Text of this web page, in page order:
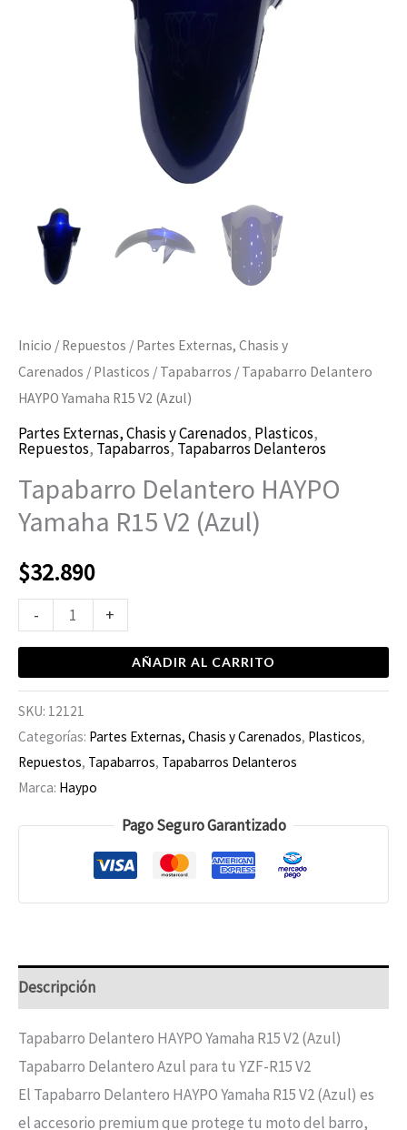
Inicio / Repuestos / Partes Externas, Chasis y
Carenados / Plasticos / Tapabarros / Tapabarro Delantero
HAYPO Yamaha R15 V2 (Azul)
Partes Externas, Chasis y Carenados, Plasticos,
Repuestos, Tapabarros, Tapabarros Delanteros
Tapabarro Delantero HAYPO
Yamaha R15 V2 (Azul)
$32.890
- +
AÑADIR AL CARRITO
SKU: 12121
Categorías: Partes Externas, Chasis y Carenados, Plasticos,
Repuestos, Tapabarros, Tapabarros Delanteros
Marca: Haypo
Pago Seguro Garantizado
Descripción
Tapabarro Delantero HAYPO Yamaha R15 V2 (Azul)
Tapabarro Delantero Azul para tu YZF-R15 V2
El Tapabarro Delantero HAYPO Yamaha R15 V2 (Azul) es
el accesorio premium que protege tu moto del barro,